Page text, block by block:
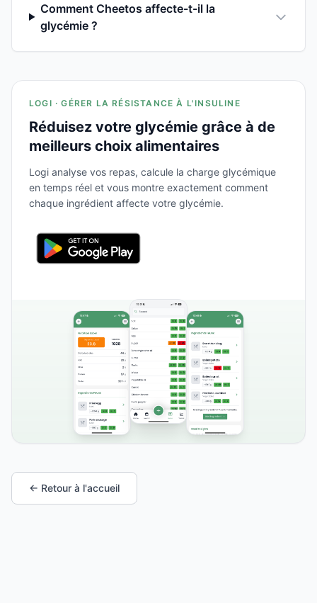
Comment Cheetos affecte-t-il la
glycémie ?
LOGI · GÉRER LA RÉSISTANCE À L'INSULINE
Réduisez votre glycémie grâce à de
meilleurs choix alimentaires
Logi analyse vos repas, calcule la charge glycémique
en temps réel et vous montre exactement comment
chaque ingrédient affecte votre glycémie.
← Retour à l'accueil